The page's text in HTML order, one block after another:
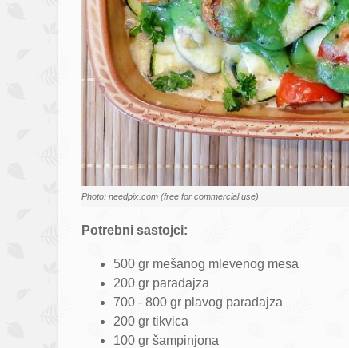
Photo: needpix.com (free for commercial use)
Potrebni sastojci:
500 gr mešanog mlevenog mesa
200 gr paradajza
700 - 800 gr plavog paradajza
200 gr tikvica
100 gr šampinjona